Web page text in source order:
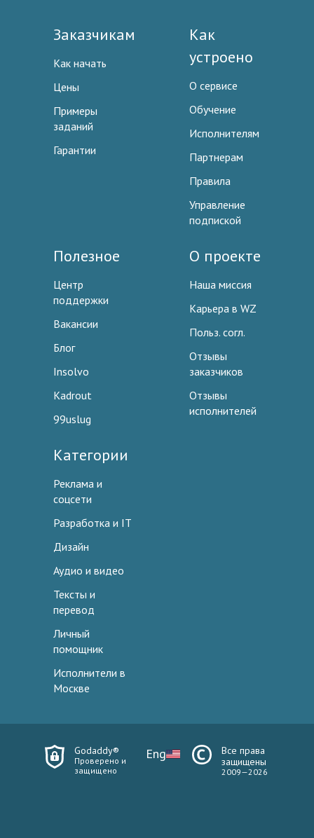
Заказчикам
Как начать
Цены
Примеры
заданий
Гарантии
Как
устроено
О сервисе
Обучение
Исполнителям
Партнерам
Правила
Управление
подпиской
Полезное
Центр
поддержки
Вакансии
Блог
Insolvo
Kadrout
99uslug
О проекте
Наша миссия
Карьера в WZ
Польз. согл.
Отзывы
заказчиков
Отзывы
исполнителей
Категории
Реклама и
соцсети
Разработка и IT
Дизайн
Аудио и видео
Тексты и
перевод
Личный
помощник
Исполнители в
Москве
Godaddy®
Проверено и
защищено
Eng
Все права
защищены
2009—2026